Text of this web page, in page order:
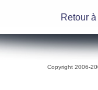
Retour
Copyright 2006-